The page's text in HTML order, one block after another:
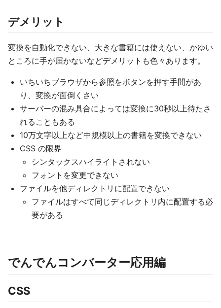
デメリット
変換を自動化できない、大きな書籍には使えない、かゆい
ところに手が届かないなどデメリットも色々あります。
いちいちブラウザから参照をボタンを押す手間があ
り、変換が面倒くさい
サーバーの混み具合によっては変換に30秒以上待たさ
れることもある
10万文字以上など中規模以上の書籍を変換できない
CSS の限界
シンタックスハイライトされない
フォントを変更できない
ファイルを他ディレクトリに配置できない
ファイルはすべて同じディレクトリ内に配置する必
要がある
でんでんコンバーター応用編
CSS